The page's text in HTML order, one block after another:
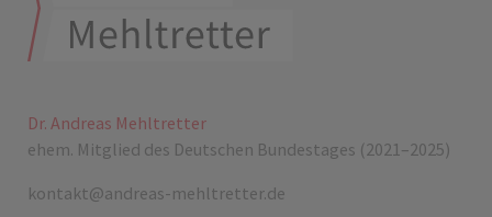
Dr. Andreas Mehltretter
ehem. Mitglied des Deutschen Bundestages (2021–2025)
kontakt@andreas-mehltretter.de